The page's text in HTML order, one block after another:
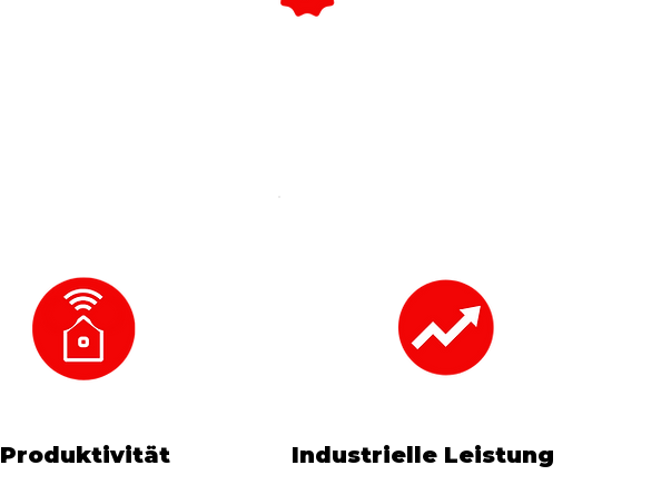
Produktivität Industrielle Leistung